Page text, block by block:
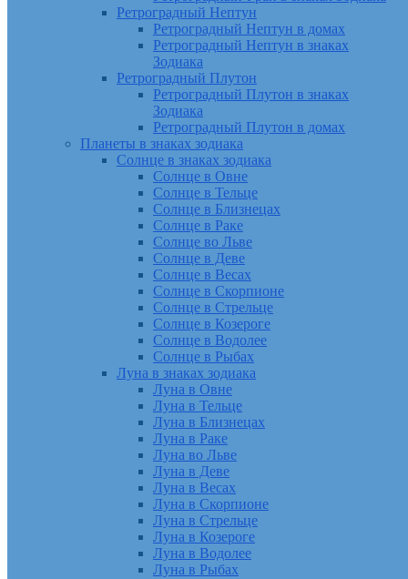
Ретроградный Нептун
Ретроградный Нептун в домах
Ретроградный Нептун в знаках
Зодиака
Ретроградный Плутон
Ретроградный Плутон в знаках
Зодиака
Ретроградный Плутон в домах
Планеты в знаках зодиака
Солнце в знаках зодиака
Солнце в Овне
Солнце в Тельце
Солнце в Близнецах
Солнце в Раке
Солнце во Льве
Солнце в Деве
Солнце в Весах
Солнце в Скорпионе
Солнце в Стрельце
Солнце в Козероге
Солнце в Водолее
Солнце в Рыбах
Луна в знаках зодиака
Луна в Овне
Луна в Тельце
Луна в Близнецах
Луна в Раке
Луна во Льве
Луна в Деве
Луна в Весах
Луна в Скорпионе
Луна в Стрельце
Луна в Козероге
Луна в Водолее
Луна в Рыбах